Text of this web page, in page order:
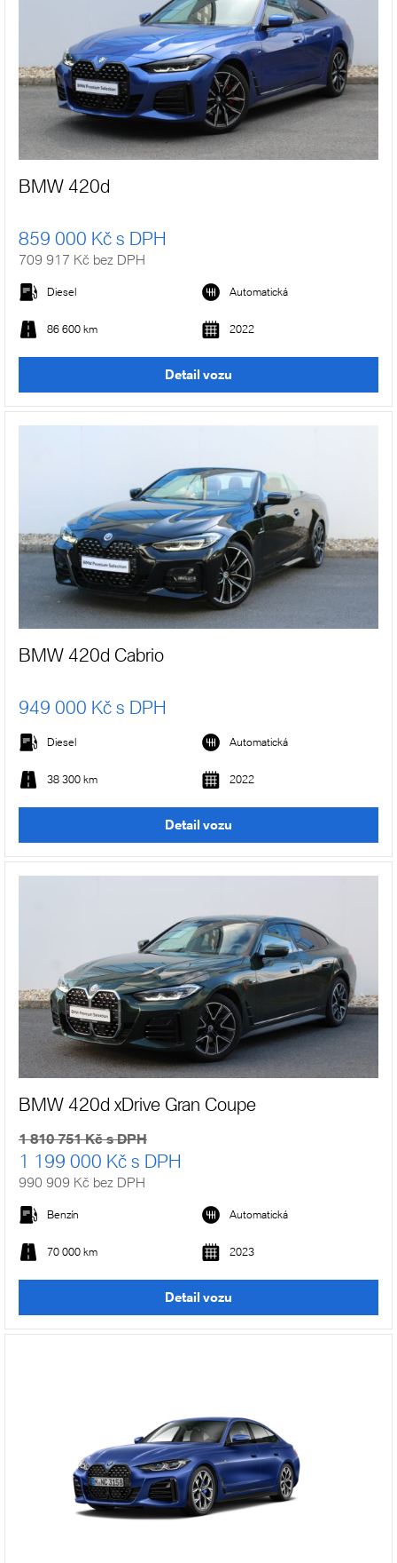
BMW 420d
859 000 Kč s DPH
709 917 Kč bez DPH
Diesel Automatická
86 600 km 2022
Detail vozu
BMW 420d Cabrio
949 000 Kč s DPH
Diesel Automatická
38 300 km 2022
Detail vozu
BMW 420d xDrive Gran Coupe
1 810 751 Kč s DPH
1 199 000 Kč s DPH
990 909 Kč bez DPH
Benzín Automatická
70 000 km 2023
Detail vozu